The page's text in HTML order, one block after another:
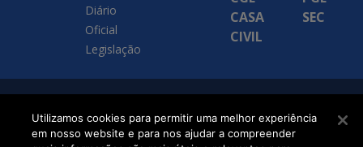
Diário
Oficial
Legislação
CASA
CIVIL
SEC
SETDIG | Secretaria-
Executiva de
Utilizamos cookies para permitir uma melhor experiência
em nosso website e para nos ajudar a compreender